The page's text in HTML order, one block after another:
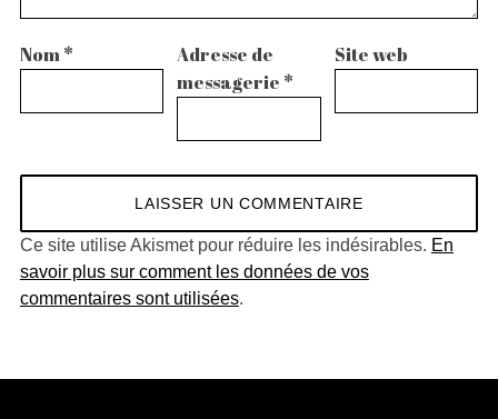
Nom*
Adresse de
messagerie *
Site web
Ce site utilise Akismet pour réduire les indésirables. En
savoir plus sur comment les données de vos
commentaires sont utilisées.